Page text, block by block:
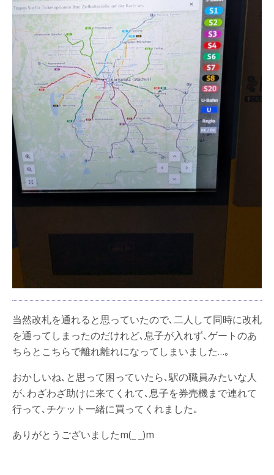
当然改札を通れると思っていたので､二人して同時に改札
を通ってしまったのだけれど､息子が入れず､ゲートのあ
ちらとこちらで離れ離れになってしまいました…｡
おかしいね､と思って困っていたら､駅の職員みたいな人
が､わざわざ助けに来てくれて､息子を券売機まで連れて
行って､チケット一緒に買ってくれました｡
ありがとうございましたm(_ _)m